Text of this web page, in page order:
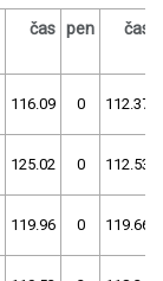
čas pen čas
116.09 0 112.37
125.02 0 112.53
119.96 0 119.66